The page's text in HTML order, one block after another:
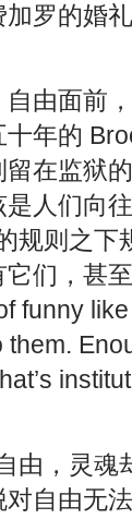
罗的婚
由面前，
年的
在监狱
人们向
规则之下
们，甚
like
，灵魂
自由无